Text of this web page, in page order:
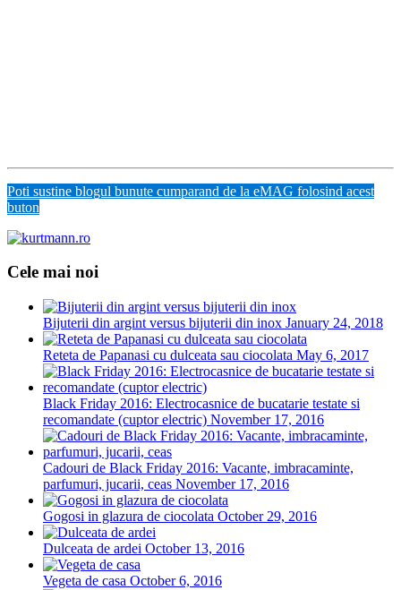
Poti sustine blogul bunute cumparand de la eMAG folosind acest
buton
Cele mai noi
Bijuterii din argint versus bijuterii din inox January 24, 2018
Reteta de Papanasi cu dulceata sau ciocolata May 6, 2017
Black Friday 2016: Electrocasnice de bucatarie testate si
recomandate (cuptor electric) November 17, 2016
Cadouri de Black Friday 2016: Vacante, imbracaminte,
parfumuri, jucarii, ceas November 17, 2016
Gogosi in glazura de ciocolata October 29, 2016
Dulceata de ardei October 13, 2016
Vegeta de casa October 6, 2016